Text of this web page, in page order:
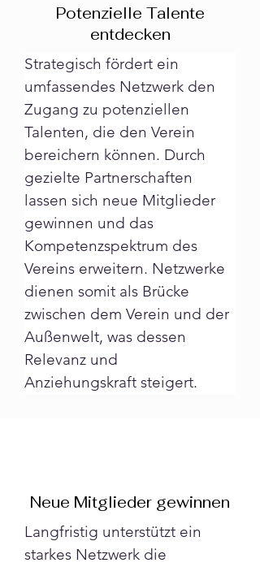
Potenzielle Talente
entdecken
Strategisch fördert ein
umfassendes Netzwerk den
Zugang zu potenziellen
Talenten, die den Verein
bereichern können. Durch
gezielte Partnerschaften
lassen sich neue Mitglieder
gewinnen und das
Kompetenzspektrum des
Vereins erweitern. Netzwerke
dienen somit als Brücke
zwischen dem Verein und der
Außenwelt, was dessen
Relevanz und
Anziehungskraft steigert.
Neue Mitglieder gewinnen
Langfristig unterstützt ein
starkes Netzwerk die